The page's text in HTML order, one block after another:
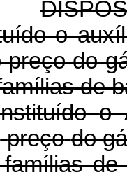
o
do
de
o
preço do
famílias